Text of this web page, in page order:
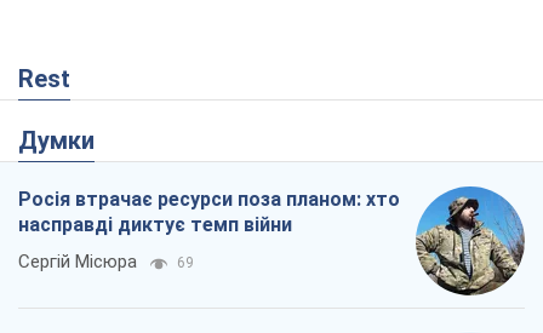
Rest
Думки
Росія втрачає ресурси поза планом: хто
насправді диктує темп війни
Сергій Місюра 69